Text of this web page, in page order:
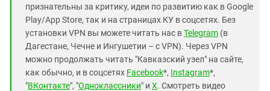
признательны за критику, идеи по развитию как в Google
Play/App Store, так и на страницах КУ в соцсетях. Без
установки VPN вы можете читать нас вTelegram (в
Дагестане, Чечне и Ингушетии – с VPN). Через VPN
можно продолжать читать "Кавказский узел" на сайте,
как обычно, и в соцсетях Facebook*, Instagram*,
"ВКонтакте", "Одноклассники" и X. Смотреть видео